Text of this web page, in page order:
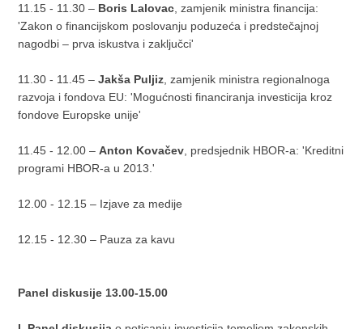
11.15 - 11.30 – Boris Lalovac , zamjenik ministra financija:
'Zakon o financijskom poslovanju poduzeća i predstečajnoj
nagodbi – prva iskustva i zaključci'
11.30 - 11.45 –Jakša Puljiz , zamjenik ministra regionalnoga
razvoja i fondova EU: 'Mogućnosti financiranja investicija kroz
fondove Europske unije'
11.45 - 12.00 –Anton Kovačev , predsjednik HBOR-a: 'Kreditni
programi HBOR-a u 2013.'
12.00 - 12.15 – Izjave za medije
12.15 - 12.30 – Pauza za kavu
Panel diskusije 13.00-15.00